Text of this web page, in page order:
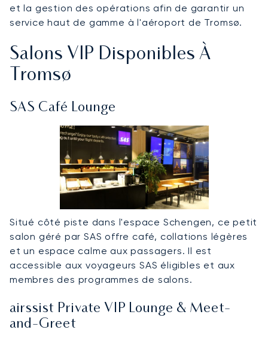
et la gestion des opérations afin de garantir un
service haut de gamme à l'aéroport de Tromsø.
Salons VIP Disponibles À
Tromsø
SAS Café Lounge
Situé côté piste dans l'espace Schengen, ce petit
salon géré par SAS offre café, collations légères
et un espace calme aux passagers. Il est
accessible aux voyageurs SAS éligibles et aux
membres des programmes de salons.
airssist Private VIP Lounge & Meet-
and-Greet